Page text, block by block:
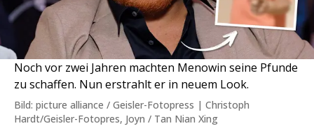
Noch vor zwei Jahren machten Menowin seine Pfunde
zu schaffen. Nun erstrahlt er in neuem Look.
Bild: picture alliance / Geisler-Fotopress | Christoph
Hardt/Geisler-Fotopres, Joyn / Tan Nian Xing